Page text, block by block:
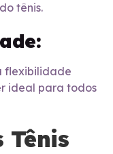
tênis.
flexibilidade
ideal para todos
Tênis